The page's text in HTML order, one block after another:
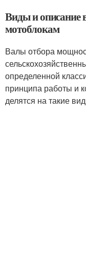
Виды и описание
мотоблокам
Валы отбора
определенной
принципа работы и
делятся на такие